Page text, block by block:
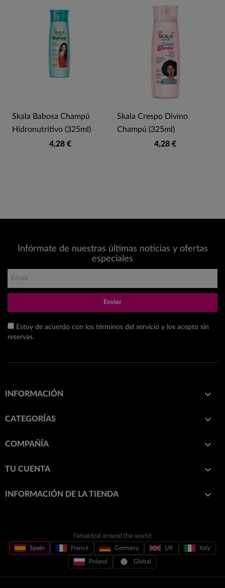
Skala Babosa Champú
Hidronutritivo (325ml)
4,28 €
Skala Crespo Divino
Champú (325ml)
4,28 €
Infórmate de nuestras últimas noticias y ofertas
especiales
Enviar
Estoy de acuerdo con los términos del servicio y los acepto sin
reservas.
INFORMACIÓN 
CATEGORÍAS 
COMPAÑÍA 
TU CUENTA 
INFORMACIÓN DE LA TIENDA keyboard_arrow_down
Famaideal around the world:
Spain France Germany UK Italy
Poland Global